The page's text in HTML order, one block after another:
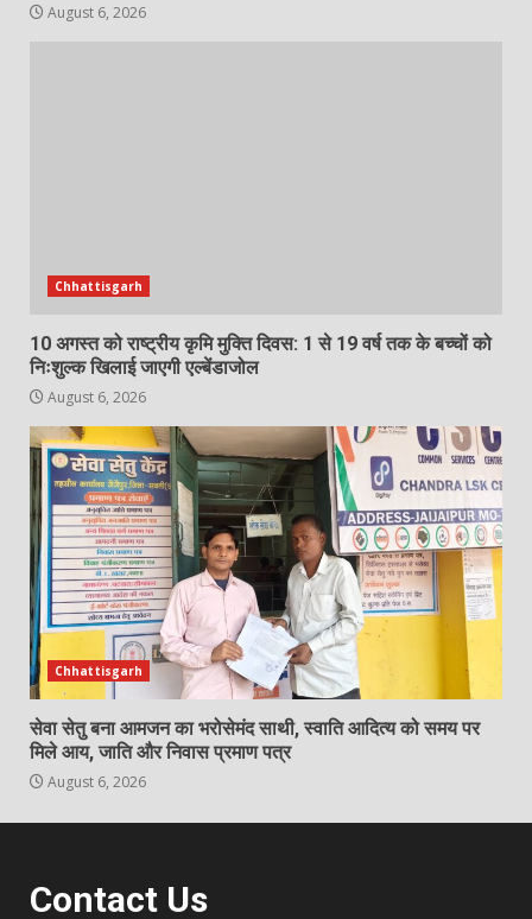
August 6, 2026
Chhattisgarh
10 अगस्त को राष्ट्रीय कृमि मुक्ति दिवस: 1 से 19 वर्ष तक के बच्चों को
निःशुल्क खिलाई जाएगी एल्बेंडाजोल
August 6, 2026
Chhattisgarh
सेवा सेतु बना आमजन का भरोसेमंद साथी, स्वाति आदित्य को समय पर
मिले आय, जाति और निवास प्रमाण पत्र
August 6, 2026
Contact Us